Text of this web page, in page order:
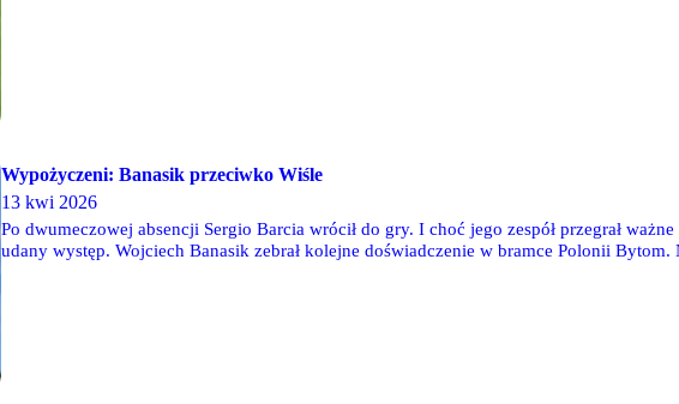
Wypożyczeni: Banasik przeciwko Wiśle
13 kwi 2026
Po dwumeczowej absencji Sergio Barcia wrócił do gry. I choć jego zespół przegrał
udany występ. Wojciech Banasik zebrał kolejne doświadczenie w bramce Polonii